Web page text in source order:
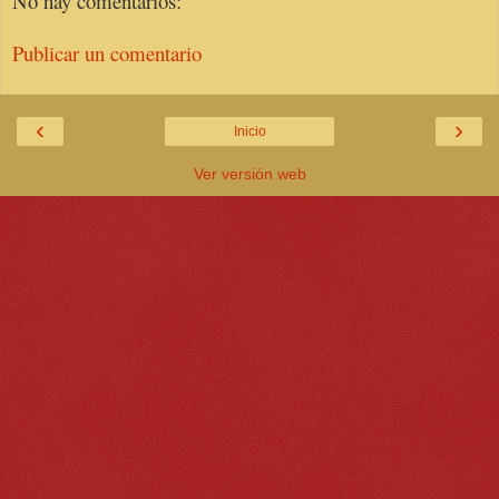
Publicar un comentario
‹ ›
Inicio
Ver versión web